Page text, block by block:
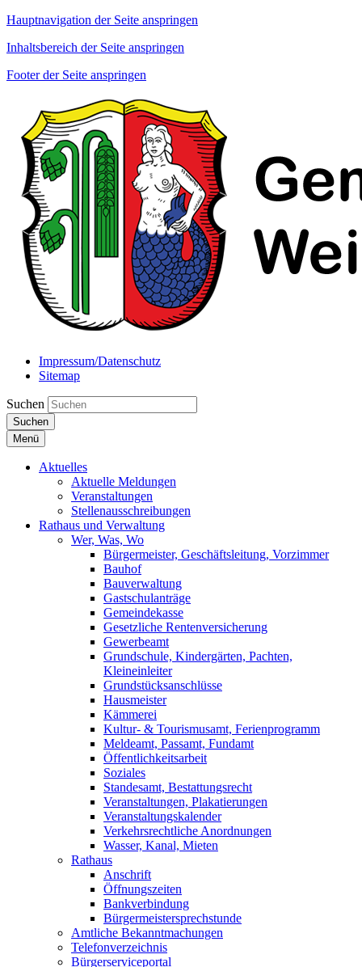
Hauptnavigation der Seite anspringen
Inhaltsbereich der Seite anspringen
Footer der Seite anspringen
Impressum/Datenschutz
Sitemap
Suchen
Suchen
Menü
Aktuelles
Aktuelle Meldungen
Veranstaltungen
Stellenausschreibungen
Rathaus und Verwaltung
Wer, Was, Wo
Bürgermeister, Geschäftsleitung, Vorzimmer
Bauhof
Bauverwaltung
Gastschulanträge
Gemeindekasse
Gesetzliche Rentenversicherung
Gewerbeamt
Grundschule, Kindergärten, Pachten,
Kleineinleiter
Grundstücksanschlüsse
Hausmeister
Kämmerei
Kultur- & Tourismusamt, Ferienprogramm
Meldeamt, Passamt, Fundamt
Öffentlichkeitsarbeit
Soziales
Standesamt, Bestattungsrecht
Veranstaltungen, Plakatierungen
Veranstaltungskalender
Verkehrsrechtliche Anordnungen
Wasser, Kanal, Mieten
Rathaus
Anschrift
Öffnungszeiten
Bankverbindung
Bürgermeistersprechstunde
Amtliche Bekanntmachungen
Telefonverzeichnis
Bürgerserviceportal